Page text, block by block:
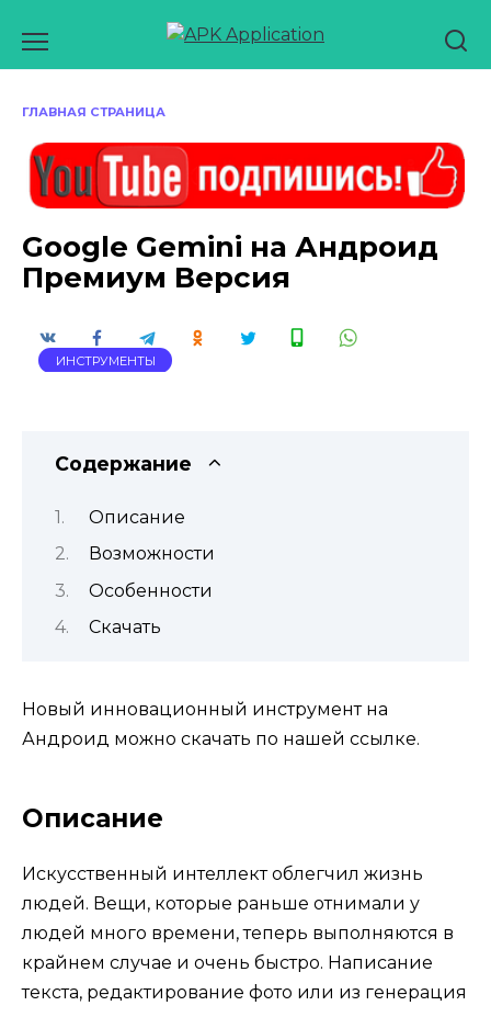
содержанию
ГЛАВНАЯ СТРАНИЦА
Google Gemini на Андроид
Премиум Версия
ИНСТРУМЕНТЫ
Содержание
Описание
Возможности
Особенности
Скачать
Новый инновационный инструмент на
Андроид можно скачать по нашей ссылке.
Описание
Искусственный интеллект облегчил жизнь
людей. Вещи, которые раньше отнимали у
людей много времени, теперь выполняются в
крайнем случае и очень быстро. Написание
текста, редактирование фото или из генерация